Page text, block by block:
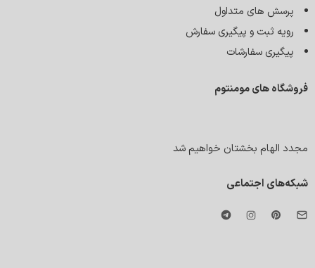
پرسش های متداول
رویه ثبت و پیگیری سفارش
پیگیری سفارشات
فروشگاه های مومنتوم
مجدد الهام بخشتان خواهیم شد
شبکه‌های اجتماعی